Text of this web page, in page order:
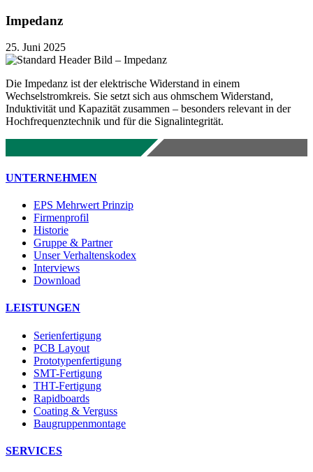
Impedanz
25. Juni 2025
Die Impedanz ist der elektrische Widerstand in einem
Wechselstromkreis. Sie setzt sich aus ohmschem Widerstand,
Induktivität und Kapazität zusammen – besonders relevant in der
Hochfrequenztechnik und für die Signalintegrität.
UNTERNEHMEN
EPS Mehrwert Prinzip
Firmenprofil
Historie
Gruppe & Partner
Unser Verhaltenskodex
Interviews
Download
LEISTUNGEN
Serienfertigung
PCB Layout
Prototypenfertigung
SMT-Fertigung
THT-Fertigung
Rapidboards
Coating & Verguss
Baugruppenmontage
SERVICES